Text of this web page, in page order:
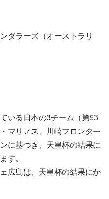
ダラーズ（オーストラリ
いる日本の3チーム（第93
マリノス、川崎フロンター
に基づき、天皇杯の結果に
す。
広島は、天皇杯の結果にか